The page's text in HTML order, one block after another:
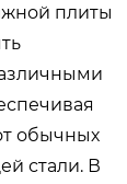
плиты
обычных
стали. В